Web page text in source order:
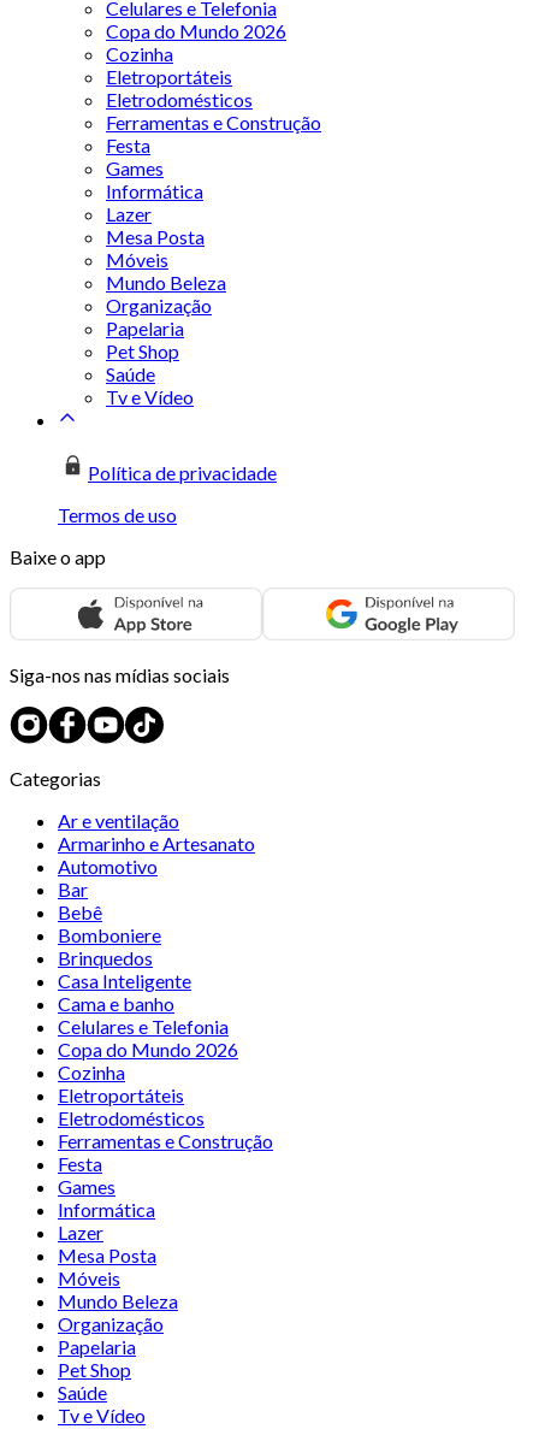
Celulares e Telefonia
Copa do Mundo 2026
Cozinha
Eletroportáteis
Eletrodomésticos
Ferramentas e Construção
Festa
Games
Informática
Lazer
Mesa Posta
Móveis
Mundo Beleza
Organização
Papelaria
Pet Shop
Saúde
Tv e Vídeo
Política de privacidade
Termos de uso
Baixe o app
Siga-nos nas mídias sociais
Categorias
Ar e ventilação
Armarinho e Artesanato
Automotivo
Bar
Bebê
Bomboniere
Brinquedos
Casa Inteligente
Cama e banho
Celulares e Telefonia
Copa do Mundo 2026
Cozinha
Eletroportáteis
Eletrodomésticos
Ferramentas e Construção
Festa
Games
Informática
Lazer
Mesa Posta
Móveis
Mundo Beleza
Organização
Papelaria
Pet Shop
Saúde
Tv e Vídeo